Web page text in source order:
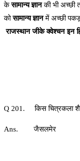
केसामान्य ज्ञानकी भी अच्छी
कोसामान्य ज्ञानमें अच्छी पकड़
राजस्थान जीके क्वेश्चन इन
Q 201. किस चित्रकला
Ans. जैसलमेर